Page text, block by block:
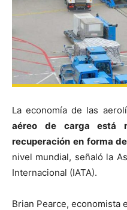
La economía de las
aéreo de carga está
recuperación en forma
nivel mundial, señaló la
Internacional (IATA).
Brian Pearce, economista